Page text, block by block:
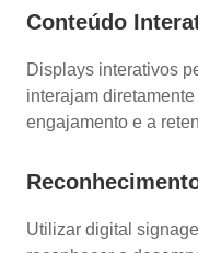
Conteúdo
Displays interativos
interajam
engajamento e a
Utilizar digital